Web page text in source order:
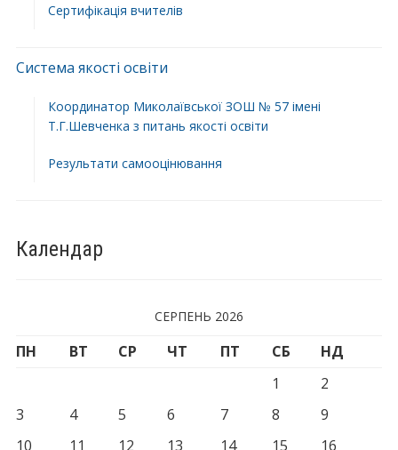
Сертифікація вчителів
Система якості освіти
Координатор Миколаївської ЗОШ № 57 імені
Т.Г.Шевченка з питань якості освіти
Результати самооцінювання
Календар
СЕРПЕНЬ 2026
ПН ВТ СР ЧТ ПТ СБ
НД
1
2
3
4 5 6 7 8
9
10
11 12 13 14 15 16